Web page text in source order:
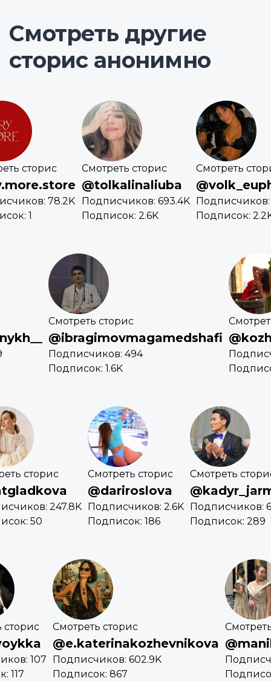
Смотреть другие
сторис анонимно
сторис
78.2K
1
Смотреть сторис
@tolkalinaliuba
Подписчиков: 693.4K
Подписок: 2.6K
Смотреть
Подписчиков:
Подписок:
Смотреть сторис
@ibragimovmagamedshafi
Подписчиков: 494
Подписок: 1.6K
сторис
247.8K
50
Смотреть сторис
@dariroslova
Подписчиков: 2.6K
Подписок: 186
Смотреть
Подписчиков:
Подписок: 289
сторис
107
117
Смотреть сторис
@e.katerinakozhevnikova
Подписчиков: 602.9K
Подписок: 867